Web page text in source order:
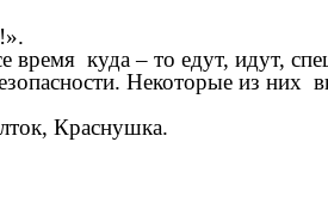
куда – то едут, идут,
Некоторые из них
Краснушка.